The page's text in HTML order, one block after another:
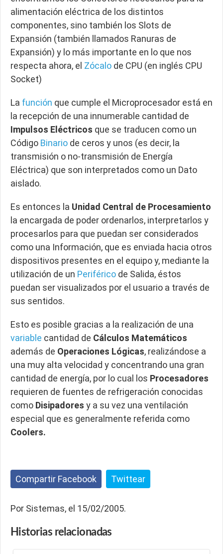
alimentación eléctrica de los distintos
componentes, sino también los Slots de
Expansión (también llamados Ranuras de
Expansión) y lo más importante en lo que nos
respecta ahora, el Zócalo de CPU (en inglés CPU
Socket)
La función que cumple el Microprocesador está en
la recepción de una innumerable cantidad de
Impulsos Eléctricos que se traducen como un
Código Binario de ceros y unos (es decir, la
transmisión o no-transmisión de Energía
Eléctrica) que son interpretados como un Dato
aislado.
Es entonces la Unidad Central de Procesamiento
la encargada de poder ordenarlos, interpretarlos y
procesarlos para que puedan ser considerados
como una Información, que es enviada hacia otros
dispositivos presentes en el equipo y, mediante la
utilización de un Periférico de Salida, éstos
puedan ser visualizados por el usuario a través de
sus sentidos.
Esto es posible gracias a la realización de una
variable cantidad de Cálculos Matemáticos
además de Operaciones Lógicas, realizándose a
una muy alta velocidad y concentrando una gran
cantidad de energía, por lo cual los Procesadores
requieren de fuentes de refrigeración conocidas
como Disipadores y a su vez una ventilación
especial que es generalmente referida como
Coolers.
Compartir Facebook Twittear
Por Sistemas, el 15/02/2005.
Historias relacionadas